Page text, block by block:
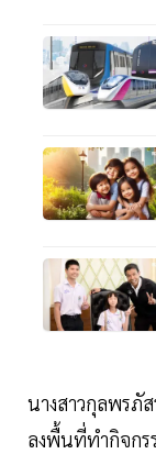
นางสาวกุลพรภัส
ลงพื้นที่ทำกิจกร